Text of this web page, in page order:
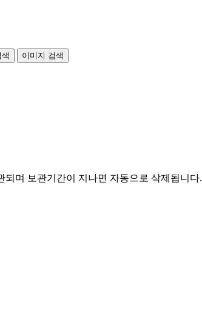
색 이미지 검색
되며 보관기간이 지나면 자동으로 삭제됩니다.